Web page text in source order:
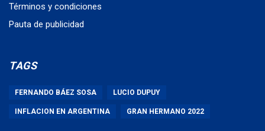
Términos y condiciones
Pauta de publicidad
TAGS
FERNANDO BÁEZ SOSA LUCIO DUPUY
INFLACION EN ARGENTINA GRAN HERMANO 2022